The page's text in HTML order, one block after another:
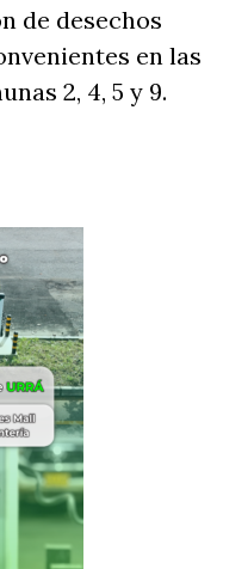
de desechos
en las
2, 4, 5 y 9.